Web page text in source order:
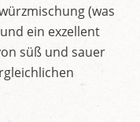
(was
ein exzellent
süß und sauer